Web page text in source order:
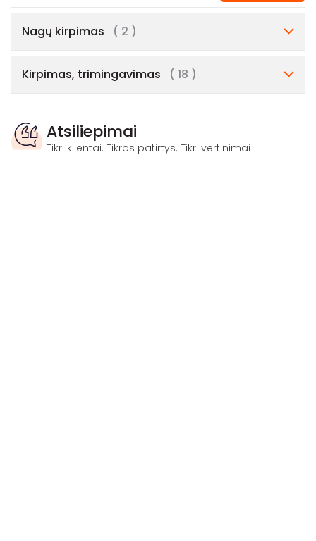
Nagų kirpimas ( 2 )
Kirpimas, trimingavimas ( 18 )
Atsiliepimai
Tikri klientai. Tikros patirtys. Tikri vertinimai